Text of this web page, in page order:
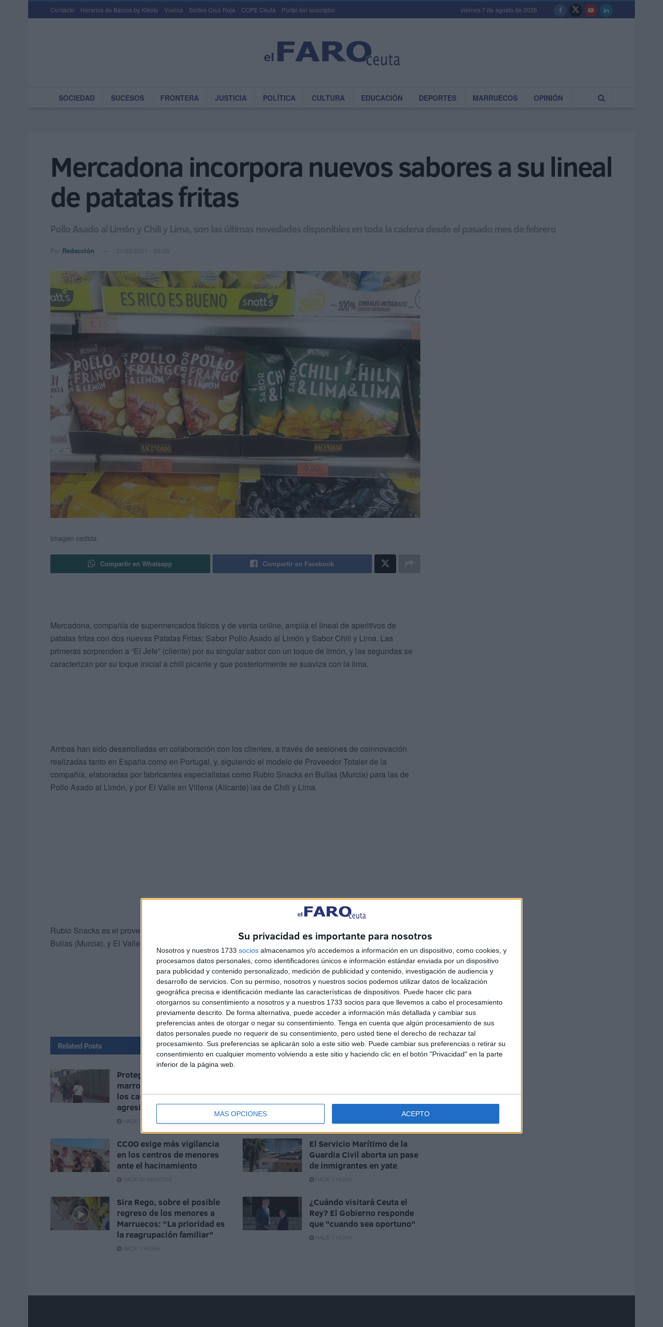
Su privacidad es importante para nosotros
Nosotros y nuestros 1733 socios almacenamos y/o accedemos a información en un dispositivo, como cookies, y
procesamos datos personales, como identificadores únicos e información estándar enviada por un dispositivo
para publicidad y contenido personalizado, medición de publicidad y contenido, investigación de audiencia y
desarrollo de servicios. Con su permiso, nosotros y nuestros socios podemos utilizar datos de localización
geográfica precisa e identificación mediante las características de dispositivos. Puede hacer clic para
otorgarnos su consentimiento a nosotros y a nuestros 1733 socios para que llevemos a cabo el procesamiento
previamente descrito. De forma alternativa, puede acceder a información más detallada y cambiar sus
preferencias antes de otorgar o negar su consentimiento. Tenga en cuenta que algún procesamiento de sus
datos personales puede no requerir de su consentimiento, pero usted tiene el derecho de rechazar tal
procesamiento. Sus preferencias se aplicarán solo a este sitio web. Puede cambiar sus preferencias o retirar su
consentimiento en cualquier momento volviendo a este sitio y haciendo clic en el botón "Privacidad" en la parte
inferior de la página web.
MÁS OPCIONES ACEPTO
Contacto Horarios de Barcos by Kikoto Vuelos Sorteo Cruz Roja COPE Ceuta Portal del suscriptor viernes 7 de agosto de 2026
SOCIEDAD SUCESOS FRONTERA JUSTICIA POLÍTICA CULTURA EDUCACIÓN DEPORTES MARRUECOS OPINIÓN
Mercadona incorpora nuevos sabores a su lineal
de patatas fritas
Pollo Asado al Limón y Chili y Lima, son las últimas novedades disponibles en toda la cadena desde el pasado mes de febrero
Por Redacción 31/03/2021 - 05:00
Imagen cedida
Compartir en Whatsapp Compartir en Facebook
Mercadona, compañía de supermercados físicos y de venta online, amplía el lineal de aperitivos de
patatas fritas con dos nuevas Patatas Fritas: Sabor Pollo Asado al Limón y Sabor Chili y Lima. Las
primeras sorprenden a “El Jefe” (cliente) por su singular sabor con un toque de limón, y las segundas se
caracterizan por su toque inicial a chili picante y que posteriormente se suaviza con la lima.
Ambas han sido desarrolladas en colaboración con los clientes, a través de sesiones de coinnovación
realizadas tanto en España como en Portugal, y, siguiendo el modelo de Proveedor Totaler de la
compañía, elaboradas por fabricantes especialistas como Rubio Snacks en Bullas (Murcia) para las de
Pollo Asado al Limón, y por El Valle en Villena (Alicante) las de Chili y Lima.
Rubio Snacks es el proveedor especialista responsable de elaborar las de Pollo Asado al Limón en
Bullas (Murcia), y El Valle las de Chili y Lima en Villena (Alicante)
Related Posts
Proteger a niñas
marroquíes: prioridad ante
los casos de violación y
agresiones
HACE 57 SEGUNDOS
niñas marroquíes
CCOO exige más vigilancia
en los centros de menores
ante el hacinamiento
HACE 39 MINUTOS
El Servicio Marítimo de la
Guardia Civil aborta un pase
de inmigrantes en yate
HACE 1 HORA
Sira Rego, sobre el posible
regreso de los menores a
Marruecos: “La prioridad es
la reagrupación familiar”
HACE 1 HORA
¿Cuándo visitará Ceuta el
Rey? El Gobierno responde
que "cuando sea oportuno"
HACE 1 HORA